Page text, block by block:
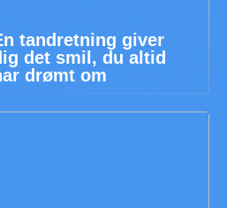
tandretning giver
det smil, du altid
drømt om